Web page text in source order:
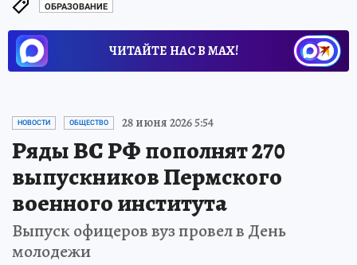
ОБРАЗОВАНИЕ
ЧИТАЙТЕ НАС В МАХ!
НОВОСТИ ОБЩЕСТВО 28 июня 2026 5:54
Ряды ВС РФ пополнят 270
выпускников Пермского
военного института
Выпуск офицеров вуз провел в День
молодежи